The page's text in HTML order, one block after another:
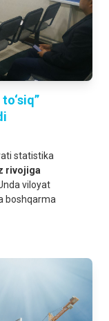
statistika
rivojiga
viloyat
boshqarma